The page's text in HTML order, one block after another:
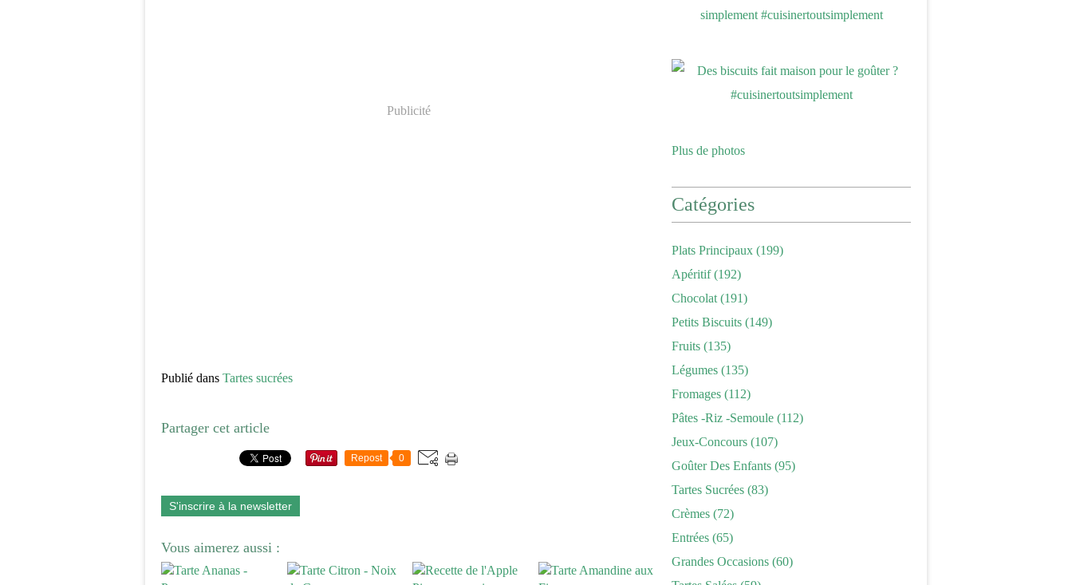
Publicité
Publié dans Tartes sucrées
Partager cet article
Repost 0
S'inscrire à la newsletter
Vous aimerez aussi :
Plus de photos
Catégories
Plats Principaux (199)
Apéritif(192)
Chocolat (191)
Petits Biscuits (149)
Fruits (135)
Légumes (135)
Fromages (112)
Pâtes -riz -semoule (112)
Jeux-Concours (107)
Goûter Des Enfants (95)
Tartes Sucrées (83)
Crèmes (72)
Entrées (65)
Grandes Occasions (60)